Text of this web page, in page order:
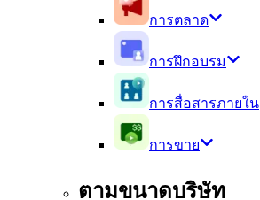
การตลาด
การฝึกอบรม
การสื่อสารภายใน
การขาย
ตามขนาดบริษัท